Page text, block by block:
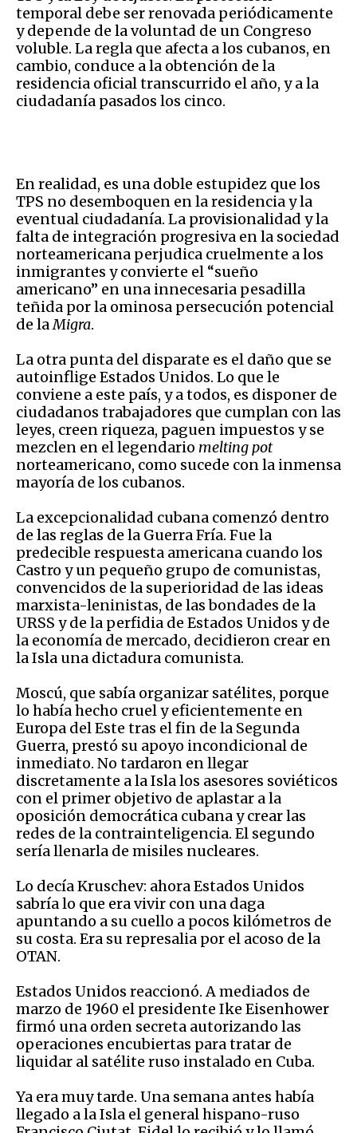
temporal debe ser renovada periódicamente
y depende de la voluntad de un Congreso
voluble. La regla que afecta a los cubanos, en
cambio, conduce a la obtención de la
residencia oficial transcurrido el año, y a la
ciudadanía pasados los cinco.
En realidad, es una doble estupidez que los
TPS no desemboquen en la residencia y la
eventual ciudadanía. La provisionalidad y la
falta de integración progresiva en la sociedad
norteamericana perjudica cruelmente a los
inmigrantes y convierte el “sueño
americano” en una innecesaria pesadilla
teñida por la ominosa persecución potencial
de la Migra.
La otra punta del disparate es el daño que se
autoinflige Estados Unidos. Lo que le
conviene a este país, y a todos, es disponer de
ciudadanos trabajadores que cumplan con las
leyes, creen riqueza, paguen impuestos y se
mezclen en el legendario melting pot
norteamericano, como sucede con la inmensa
mayoría de los cubanos.
La excepcionalidad cubana comenzó dentro
de las reglas de la Guerra Fría. Fue la
predecible respuesta americana cuando los
Castro y un pequeño grupo de comunistas,
convencidos de la superioridad de las ideas
marxista-leninistas, de las bondades de la
URSS y de la perfidia de Estados Unidos y de
la economía de mercado, decidieron crear en
la Isla una dictadura comunista.
Moscú, que sabía organizar satélites, porque
lo había hecho cruel y eficientemente en
Europa del Este tras el fin de la Segunda
Guerra, prestó su apoyo incondicional de
inmediato. No tardaron en llegar
discretamente a la Isla los asesores soviéticos
con el primer objetivo de aplastar a la
oposición democrática cubana y crear las
redes de la contrainteligencia. El segundo
sería llenarla de misiles nucleares.
Lo decía Kruschev: ahora Estados Unidos
sabría lo que era vivir con una daga
apuntando a su cuello a pocos kilómetros de
su costa. Era su represalia por el acoso de la
OTAN.
Estados Unidos reaccionó. A mediados de
marzo de 1960 el presidente Ike Eisenhower
firmó una orden secreta autorizando las
operaciones encubiertas para tratar de
liquidar al satélite ruso instalado en Cuba.
Ya era muy tarde. Una semana antes había
llegado a la Isla el general hispano-ruso